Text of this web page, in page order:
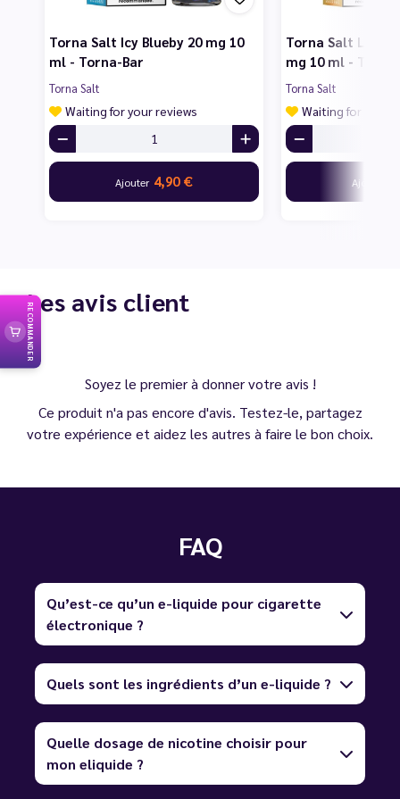
Torna Salt Icy Blueby 20 mg 10
ml - Torna-Bar
Torna Salt
Waiting for your reviews
Ajouter 4,90 €
Torna Salt
mg 10 ml -
Torna Salt
Waiting for your
Ajouter
Les avis client
Soyez le premier à donner votre avis !
Ce produit n'a pas encore d'avis. Testez-le, partagez
votre expérience et aidez les autres à faire le bon choix.
FAQ
Qu’est-ce qu’un e-liquide pour cigarette
électronique ?
Quels sont les ingrédients d’un e-liquide ?
Quelle dosage de nicotine choisir pour
mon eliquide ?
RECOMMANDER